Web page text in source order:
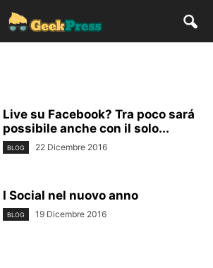
Live su Facebook? Tra poco sará
possibile anche con il solo...
BLOG 22 Dicembre 2016
I Social nel nuovo anno
BLOG 19 Dicembre 2016